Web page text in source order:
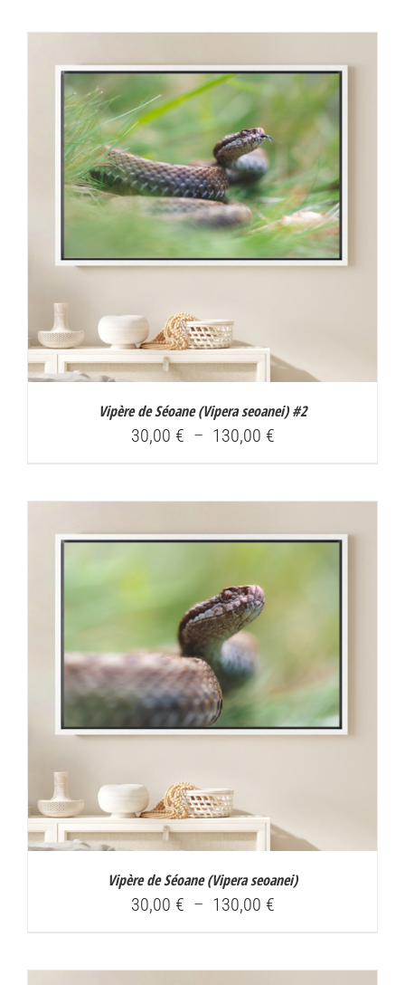
à
130,00 €
Vipère de Séoane (Vipera seoanei) #2
30,00 € – 130,00 €Plage
à
130,00 €
Vipère de Séoane (Vipera seoanei)
30,00 € – 130,00 €Plage